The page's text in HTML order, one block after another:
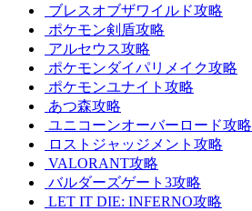
ブレスオブザワイルド攻略
ポケモン剣盾攻略
アルセウス攻略
ポケモンダイパリメイク攻略
ポケモンユナイト攻略
あつ森攻略
ユニコーンオーバーロード攻略
ロストジャッジメント攻略
VALORANT攻略
バルダーズゲート3攻略
LET IT DIE: INFERNO攻略